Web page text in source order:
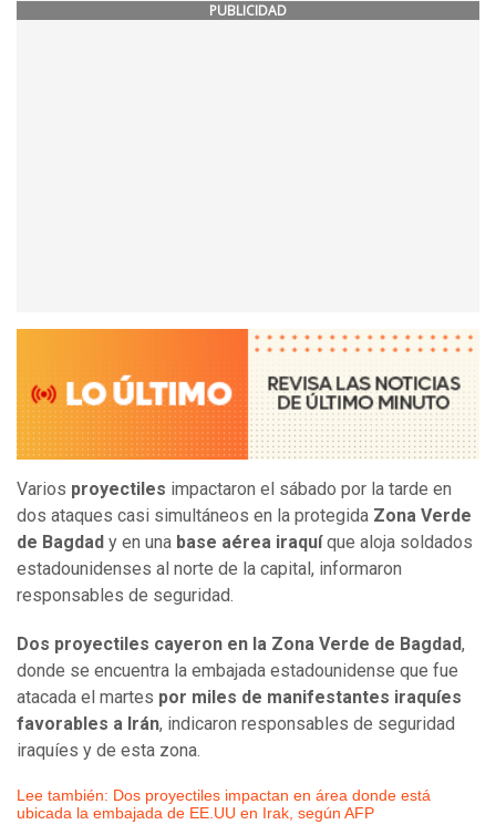
PUBLICIDAD
Varios proyectiles impactaron el sábado por la tarde en
dos ataques casi simultáneos en la protegida Zona Verde
de Bagdad y en una base aérea iraquíque aloja soldados
estadounidenses al norte de la capital, informaron
responsables de seguridad.
Dos proyectiles cayeron en la Zona Verde de Bagdad,
donde se encuentra la embajada estadounidense que fue
atacada el martes por miles de manifestantes iraquíes
favorables a Irán, indicaron responsables de seguridad
iraquíes y de esta zona.
Lee también: Dos proyectiles impactan en área donde está
ubicada la embajada de EE.UU en Irak, según AFP